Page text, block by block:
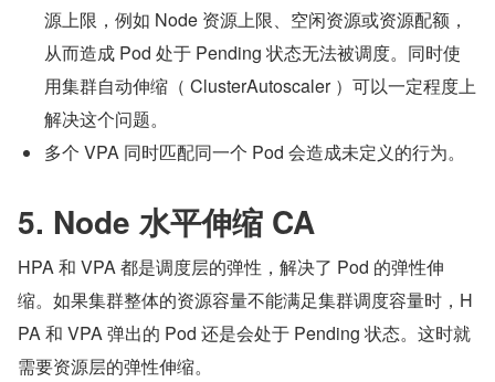
源上限，例如 Node 资源上限、空闲资源或资源配额，
从而造成 Pod 处于 Pending 状态无法被调度。同时使
用集群自动伸缩（ ClusterAutoscaler ）可以一定程度上
解决这个问题。
多个 VPA 同时匹配同一个 Pod 会造成未定义的行为。
5. Node 水平伸缩 CA
HPA 和 VPA 都是调度层的弹性，解决了 Pod 的弹性伸
缩。如果集群整体的资源容量不能满足集群调度容量时，H
PA 和 VPA 弹出的 Pod 还是会处于 Pending 状态。这时就
需要资源层的弹性伸缩。